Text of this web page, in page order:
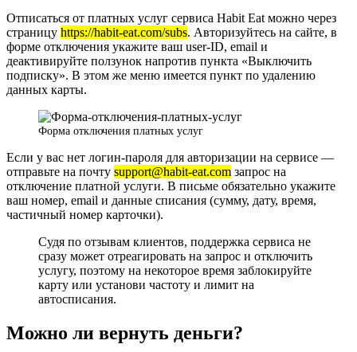
Отписаться от платных услуг сервиса Habit Eat можно через
страницу https://habit-eat.com/subs. Авторизуйтесь на сайте, в
форме отключения укажите ваш user-ID, email и
деактивируйте ползунок напротив пункта «Выключить
подписку». В этом же меню имеется пункт по удалению
данных карты.
Форма отключения платных услуг
Если у вас нет логин-пароля для авторизации на сервисе —
отправьте на почту support@habit-eat.com запрос на
отключение платной услуги. В письме обязательно укажите
ваш номер, email и данные списания (сумму, дату, время,
частичный номер карточки).
Судя по отзывам клиентов, поддержка сервиса не
сразу может отреагировать на запрос и отключить
услугу, поэтому на некоторое время заблокируйте
карту или установи частоту и лимит на
автосписания.
Можно ли вернуть деньги?